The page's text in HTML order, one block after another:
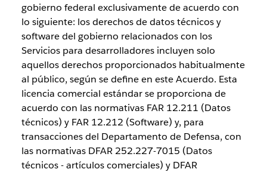
gobierno federal exclusivamente de acuerdo con
lo siguiente: los derechos de datos técnicos y
software del gobierno relacionados con los
Servicios para desarrolladores incluyen solo
aquellos derechos proporcionados habitualmente
al público, según se define en este Acuerdo. Esta
licencia comercial estándar se proporciona de
acuerdo con las normativas FAR 12.211 (Datos
técnicos) y FAR 12.212 (Software) y, para
transacciones del Departamento de Defensa, con
las normativas DFAR 252.227-7015 (Datos
técnicos - artículos comerciales) y DFAR